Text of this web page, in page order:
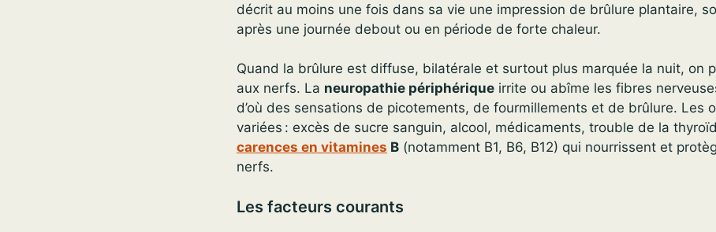
décrit au moins une fois dans sa vie une impression de brûlure plantaire,
après une journée debout ou en période de forte chaleur.
Quand la brûlure est diffuse, bilatérale et surtout plus marquée la nuit, on
aux nerfs. La neuropathie périphérique irrite ou abîme les fibres
d’où des sensations de picotements, de fourmillements et de brûlure. Les
variées : excès de sucre sanguin, alcool, médicaments, trouble de la
carences en vitamines B (notamment B1, B6, B12) qui nourrissent et
nerfs.
Les facteurs courants